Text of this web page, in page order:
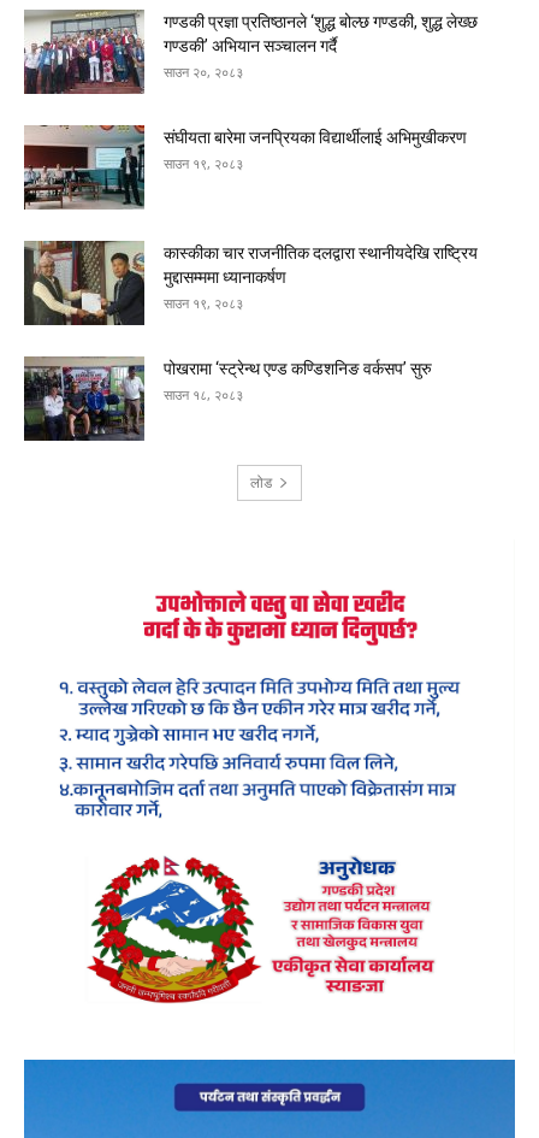
गण्डकी प्रज्ञा प्रतिष्ठानले ‘शुद्ध बोल्छ गण्डकी, शुद्ध लेख्छ
गण्डकी’ अभियान सञ्चालन गर्दै
साउन २०, २०८३
संघीयता बारेमा जनप्रियका विद्यार्थीलाई अभिमुखीकरण
साउन १९, २०८३
कास्कीका चार राजनीतिक दलद्वारा स्थानीयदेखि राष्ट्रिय
मुद्दासम्ममा ध्यानाकर्षण
साउन १९, २०८३
पोखरामा ‘स्ट्रेन्थ एण्ड कण्डिशनिङ वर्कसप’ सुरु
साउन १८, २०८३
लोड